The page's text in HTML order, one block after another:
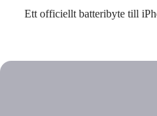
Ett officiellt batteribyte till